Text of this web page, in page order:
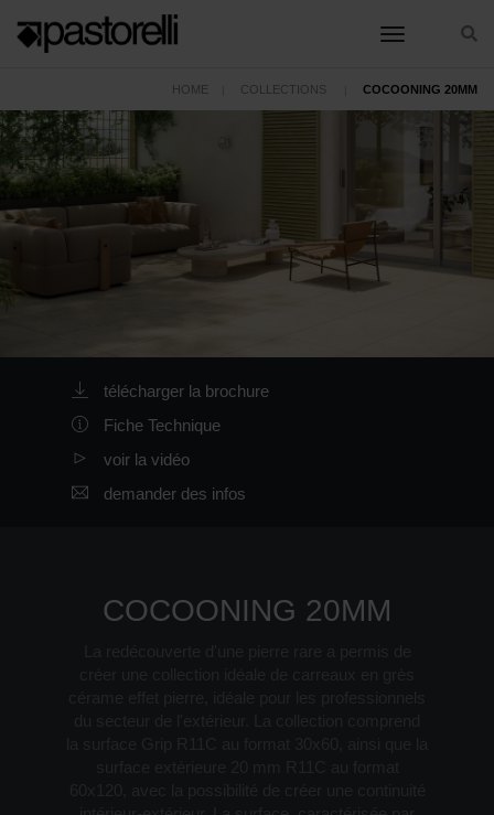
toggle
HOME COLLECTIONS COCOONING 20MM
télécharger la brochure
Fiche Technique
voir la vidéo
demander des infos
COCOONING 20MM